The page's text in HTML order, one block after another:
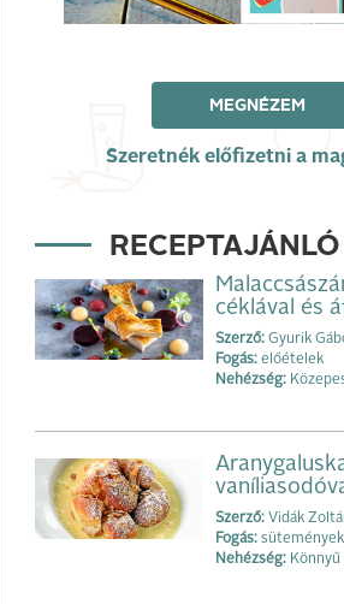
MEGNÉZEM
Szeretnék előfizetni a
RECEPTAJÁNLÓ
céklával és
Szerző: Gyurik
Fogás: előételek
Nehézség:
Szerző: Vidák
Fogás: sütemények
Nehézség: Könnyű